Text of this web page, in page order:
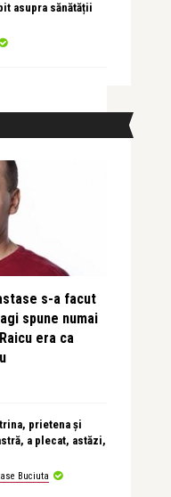
asupra sănătății
s-a facut
spune numai
era ca
prietena și
a plecat, astăzi,
Buciuta